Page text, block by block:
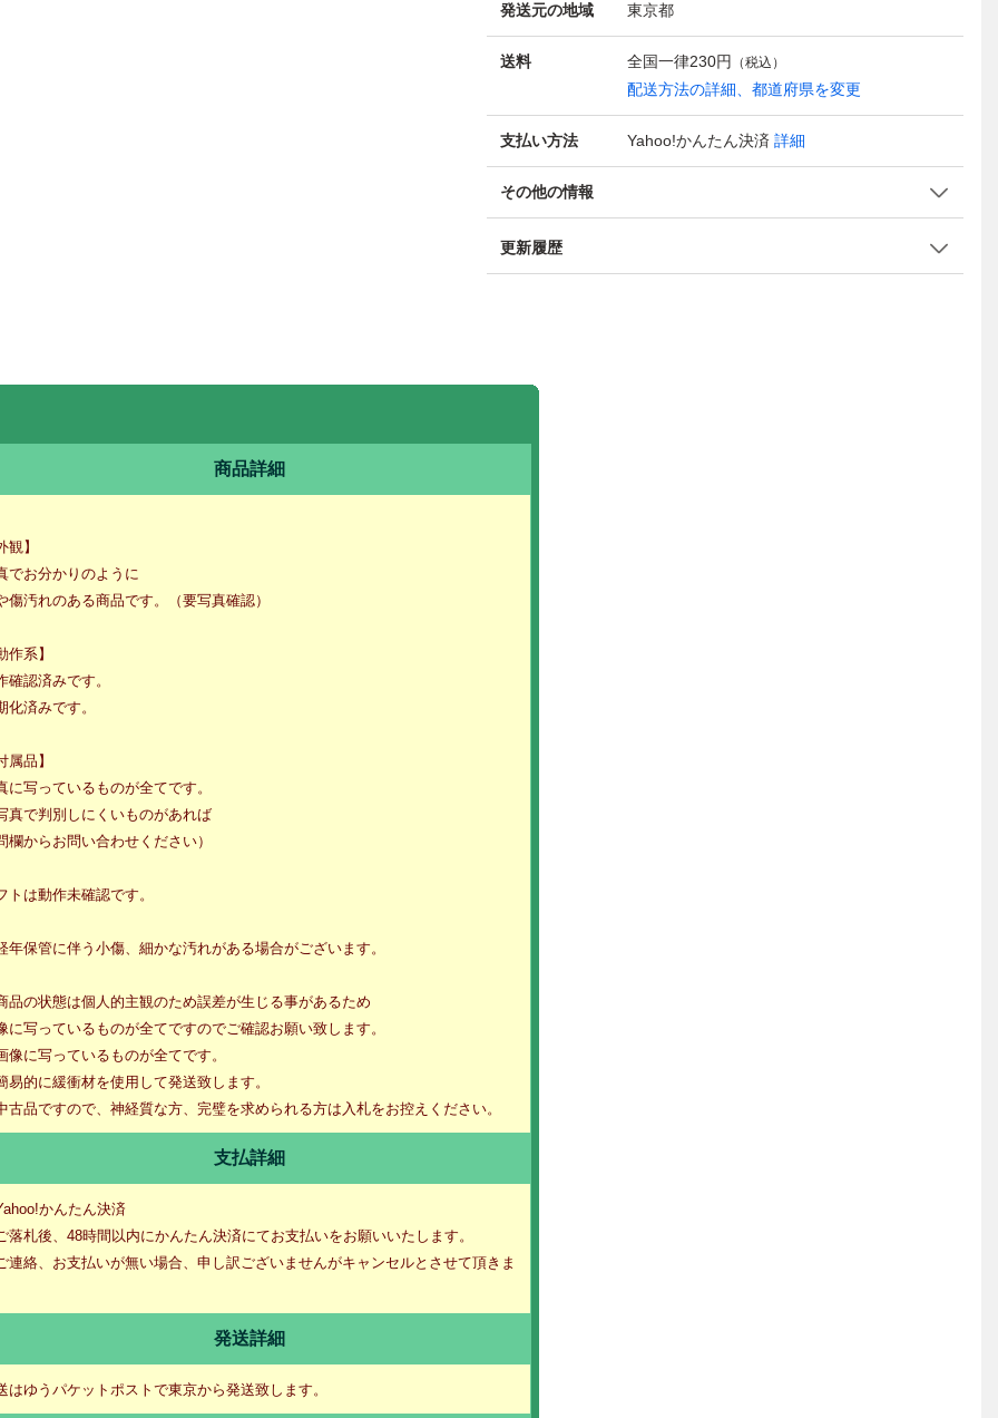
発送元の地域 東京都
送料 全国一律230円 （税込）
配送方法の詳細、都道府県を変更
支払い方法 Yahoo!かんたん決済 詳細
その他の情報
更新履歴